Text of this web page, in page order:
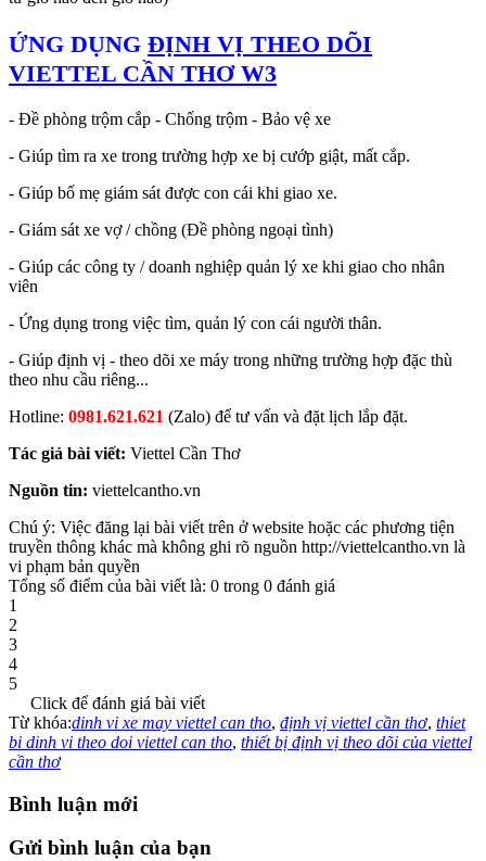
ỨNG DỤNG ĐỊNH VỊ THEO DÕI
VIETTEL CẦN THƠ W3
- Đề phòng trộm cắp - Chống trộm - Bảo vệ xe
- Giúp tìm ra xe trong trường hợp xe bị cướp giật, mất cắp.
- Giúp bố mẹ giám sát được con cái khi giao xe.
- Giám sát xe vợ / chồng (Đề phòng ngoại tình)
- Giúp các công ty / doanh nghiệp quản lý xe khi giao cho nhân
viên
- Ứng dụng trong việc tìm, quản lý con cái người thân.
- Giúp định vị - theo dõi xe máy trong những trường hợp đặc thù
theo nhu cầu riêng...
Hotline: 0981.621.621 (Zalo) để tư vấn và đặt lịch lắp đặt.
Tác giả bài viết: Viettel Cần Thơ
Nguồn tin: viettelcantho.vn
Chú ý: Việc đăng lại bài viết trên ở website hoặc các phương tiện
truyền thông khác mà không ghi rõ nguồn http://viettelcantho.vn là
vi phạm bản quyền
Tổng số điểm của bài viết là: 0 trong 0 đánh giá
1
2
3
4
5
Click để đánh giá bài viết
Từ khóa:dinh vi xe may viettel can tho, định vị viettel cần thơ, thiet
bi dinh vi theo doi viettel can tho, thiết bị định vị theo dõi của viettel
cần thơ
Bình luận mới
Gửi bình luận của bạn